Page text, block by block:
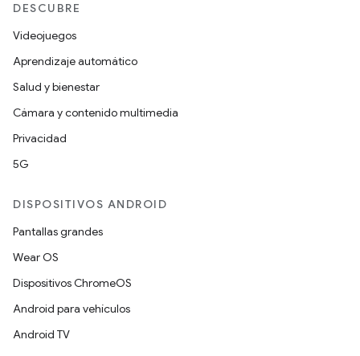
DESCUBRE
Videojuegos
Aprendizaje automático
Salud y bienestar
Cámara y contenido multimedia
Privacidad
5G
DISPOSITIVOS ANDROID
Pantallas grandes
Wear OS
Dispositivos ChromeOS
Android para vehículos
Android TV